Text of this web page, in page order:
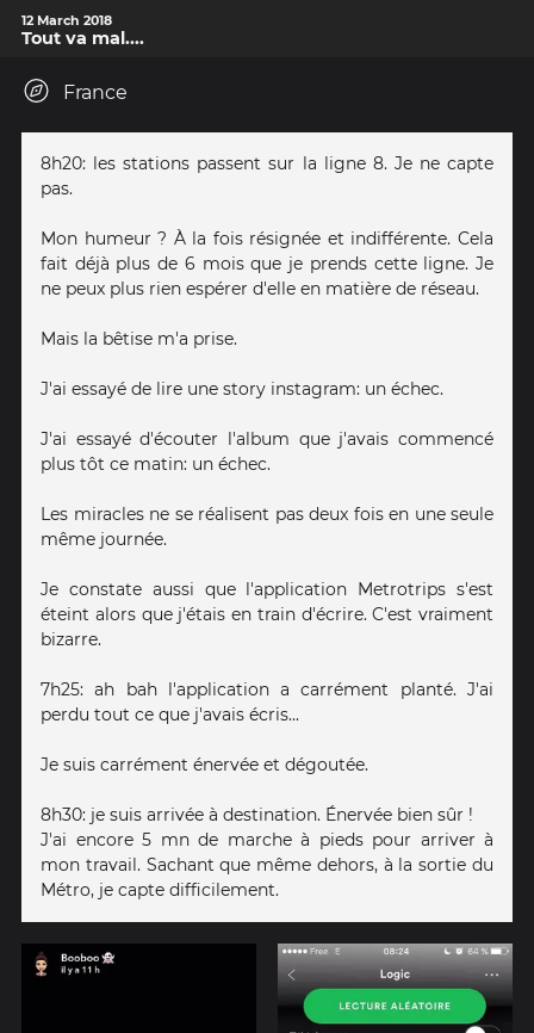
12 March 2018
Tout va mal....
France
8h20: les stations passent sur la ligne 8. Je ne capte
pas.
Mon humeur ? À la fois résignée et indifférente. Cela
fait déjà plus de 6 mois que je prends cette ligne. Je
ne peux plus rien espérer d'elle en matière de réseau.
Mais la bêtise m'a prise.
J'ai essayé de lire une story instagram: un échec.
J'ai essayé d'écouter l'album que j'avais commencé
plus tôt ce matin: un échec.
Les miracles ne se réalisent pas deux fois en une seule
même journée.
Je constate aussi que l'application Metrotrips s'est
éteint alors que j'étais en train d'écrire. C'est vraiment
bizarre.
7h25: ah bah l'application a carrément planté. J'ai
perdu tout ce que j'avais écris...
Je suis carrément énervée et dégoutée.
8h30: je suis arrivée à destination. Énervée bien sûr !
J'ai encore 5 mn de marche à pieds pour arriver à
mon travail. Sachant que même dehors, à la sortie du
Métro, je capte difficilement.